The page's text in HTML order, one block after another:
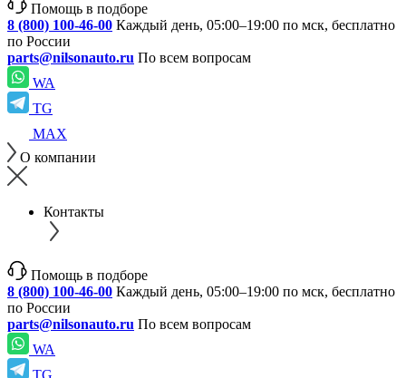
Помощь в подборе
8 (800) 100-46-00 Каждый день, 05:00–19:00 по мск, бесплатно
по России
parts@nilsonauto.ru По всем вопросам
WA
TG
MAX
О компании
Контакты
Помощь в подборе
8 (800) 100-46-00 Каждый день, 05:00–19:00 по мск, бесплатно
по России
parts@nilsonauto.ru По всем вопросам
WA
TG